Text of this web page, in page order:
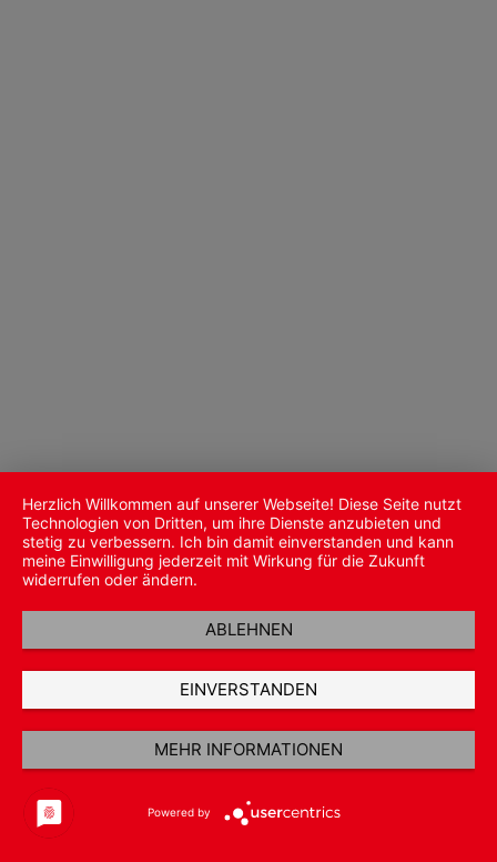
Herzlich Willkommen auf unserer Webseite! Diese Seite nutzt
Technologien von Dritten, um ihre Dienste anzubieten und
stetig zu verbessern. Ich bin damit einverstanden und kann
meine Einwilligung jederzeit mit Wirkung für die Zukunft
widerrufen oder ändern.
ABLEHNEN
EINVERSTANDEN
MEHR INFORMATIONEN
Powered by